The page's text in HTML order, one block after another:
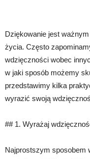
Dziękowanie jest
życia. Często
wdzięczności wobec
w jaki sposób możemy
przedstawimy kilka
wyrazić swoją
## 1. Wyrażaj
Najprostszym sposobem